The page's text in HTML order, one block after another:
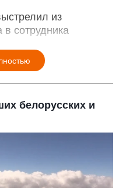
из
в сотрудника
белорусских и